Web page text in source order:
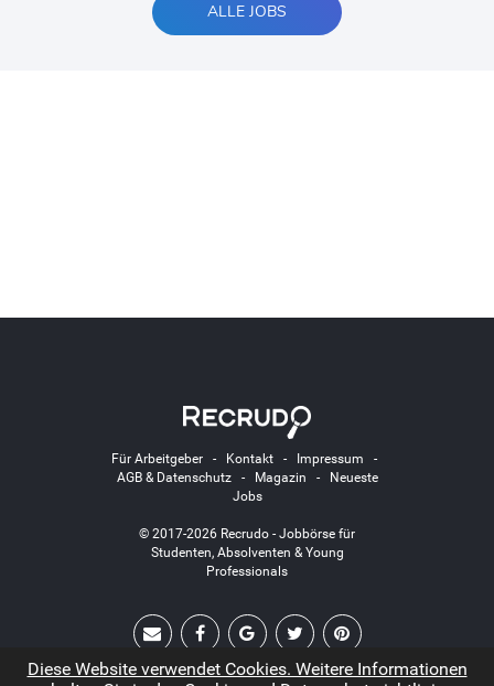
ALLE JOBS
Für Arbeitgeber- Kontakt- Impressum -
AGB & Datenschutz- Magazin -
Neueste
Jobs
© 2017-2026 Recrudo - Jobbörse für
Studenten, Absolventen & Young
Professionals
Diese Website verwendet Cookies. Weitere Informationen